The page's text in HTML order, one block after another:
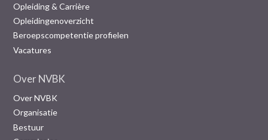
Opleiding & Carrière
Opleidingenoverzicht
Beroepscompetentie profielen
Vacatures
Over NVBK
Over NVBK
Organisatie
Bestuur